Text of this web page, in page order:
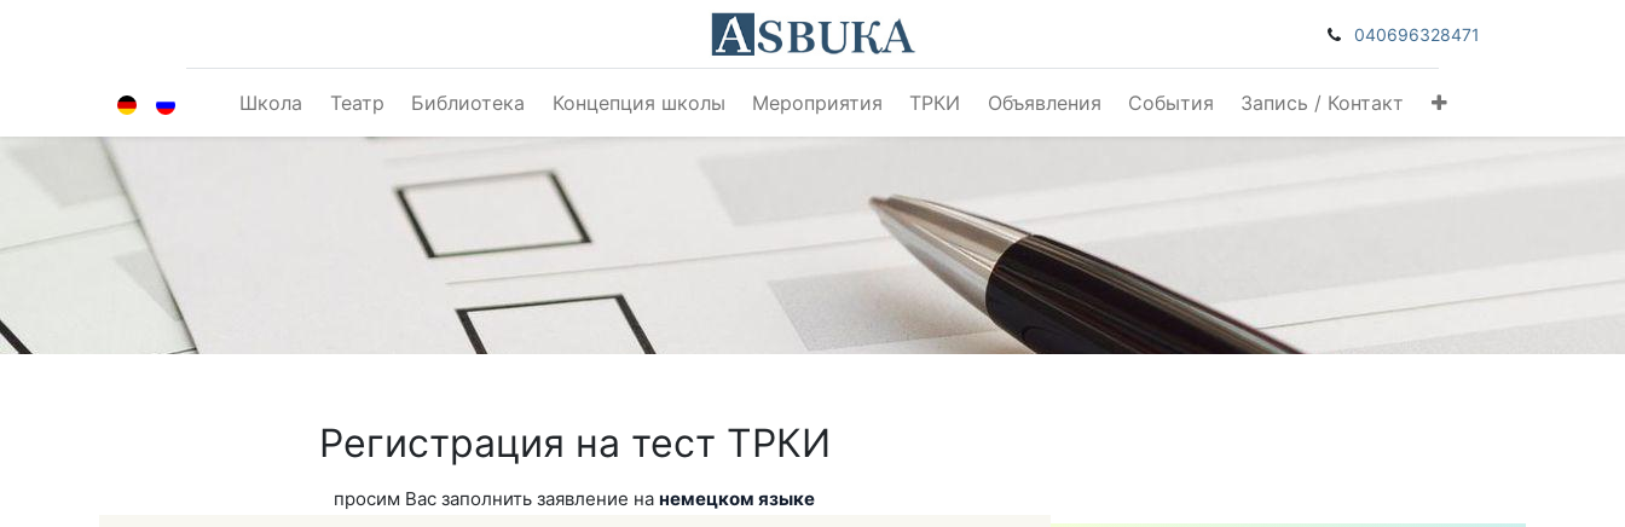
040696328471
Школа Театр Библиотека Концепция школы Мероприятия ТРКИ Объявления События Запись / Контакт
Регистрация на тест ТРКИ
просим Вас заполнить заявление нанемецком языке